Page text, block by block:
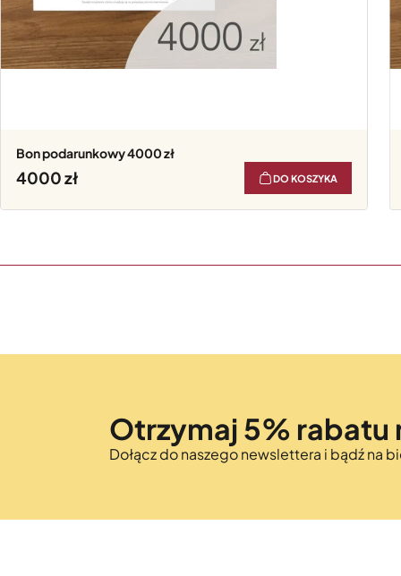
Bon podarunkowy 4000 zł
4000 DO KOSZYKA
Otrzymaj 5% rabatu
Dołącz do naszego newslettera i bądź na